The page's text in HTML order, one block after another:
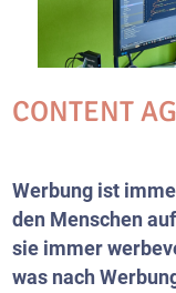
CONTENT
Werbung ist
den Menschen
sie immer
was nach